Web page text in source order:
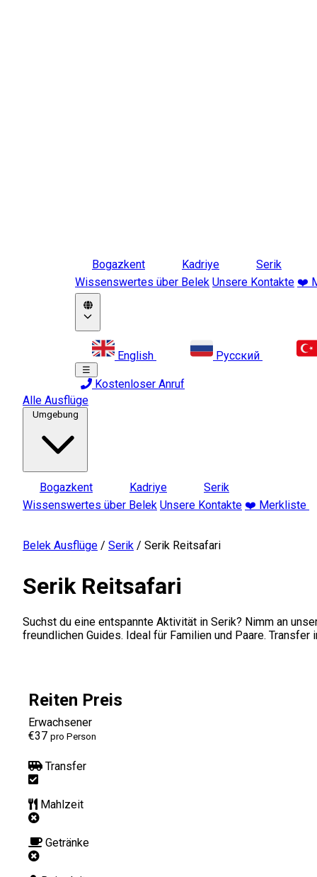
Bogazkent Kadriye
Serik
Wissenswertes über Belek Unsere Kontakte ❤️
English Русский
☰
Kostenloser Anruf
Alle Ausflüge
Umgebung
Bogazkent Kadriye
Serik
Wissenswertes über Belek Unsere Kontakte ❤️ Merkliste
Belek Ausflüge / Serik / Serik Reitsafari
Serik Reitsafari
Suchst du eine entspannte Aktivität in Serik? Nimm an
freundlichen Guides. Ideal für Familien und Paare.
Reiten Preis
Erwachsener
€37 pro Person
Transfer
Mahlzeit
Getränke